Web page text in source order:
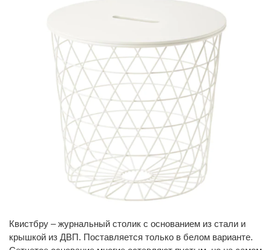
Квистбру – журнальный столик с основанием из стали и
крышкой из ДВП. Поставляется только в белом варианте.